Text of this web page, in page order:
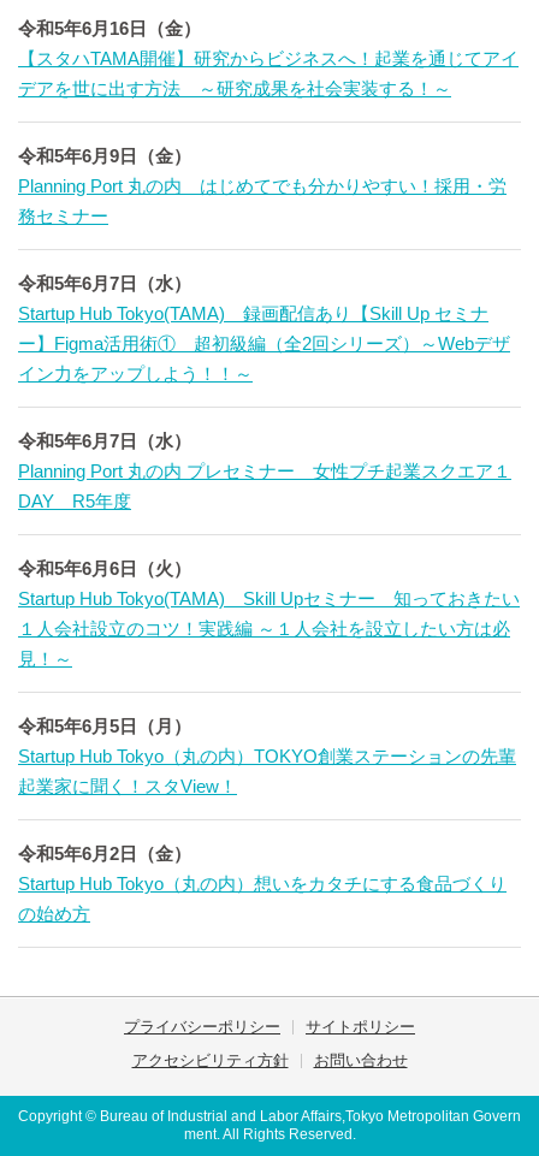
令和5年6月16日（金）
【スタハTAMA開催】研究からビジネスへ！起業を通じてアイ
デアを世に出す方法 ～研究成果を社会実装する！～
令和5年6月9日（金）
Planning Port 丸の内 はじめてでも分かりやすい！採用・労
務セミナー
令和5年6月7日（水）
Startup Hub Tokyo(TAMA) 録画配信あり【Skill Up セミナ
ー】Figma活用術① 超初級編（全2回シリーズ）～Webデザ
イン力をアップしよう！！～
令和5年6月7日（水）
Planning Port 丸の内 プレセミナー 女性プチ起業スクエア１
DAY R5年度
令和5年6月6日（火）
Startup Hub Tokyo(TAMA) Skill Upセミナー 知っておきたい
１人会社設立のコツ！実践編 ～１人会社を設立したい方は必
見！～
令和5年6月5日（月）
Startup Hub Tokyo（丸の内）TOKYO創業ステーションの先輩
起業家に聞く！スタView！
令和5年6月2日（金）
Startup Hub Tokyo（丸の内）想いをカタチにする食品づくり
の始め方
プライバシーポリシー
サイトポリシー
アクセシビリティ方針
お問い合わせ
Copyright © Bureau of Industrial and Labor Affairs,Tokyo Metropolitan Govern
ment. All Rights Reserved.